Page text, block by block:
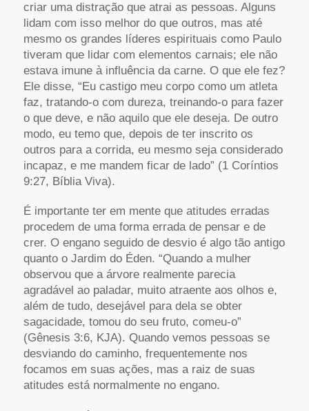
criar uma distração que atrai as pessoas. Alguns
lidam com isso melhor do que outros, mas até
mesmo os grandes líderes espirituais como Paulo
tiveram que lidar com elementos carnais; ele não
estava imune à influência da carne. O que ele fez?
Ele disse, “Eu castigo meu corpo como um atleta
faz, tratando-o com dureza, treinando-o para fazer
o que deve, e não aquilo que ele deseja. De outro
modo, eu temo que, depois de ter inscrito os
outros para a corrida, eu mesmo seja considerado
incapaz, e me mandem ficar de lado” (1 Coríntios
9:27, Bíblia Viva).
É importante ter em mente que atitudes erradas
procedem de uma forma errada de pensar e de
crer. O engano seguido de desvio é algo tão antigo
quanto o Jardim do Éden. “Quando a mulher
observou que a árvore realmente parecia
agradável ao paladar, muito atraente aos olhos e,
além de tudo, desejável para dela se obter
sagacidade, tomou do seu fruto, comeu-o”
(Gênesis 3:6, KJA). Quando vemos pessoas se
desviando do caminho, frequentemente nos
focamos em suas ações, mas a raiz de suas
atitudes está normalmente no engano.